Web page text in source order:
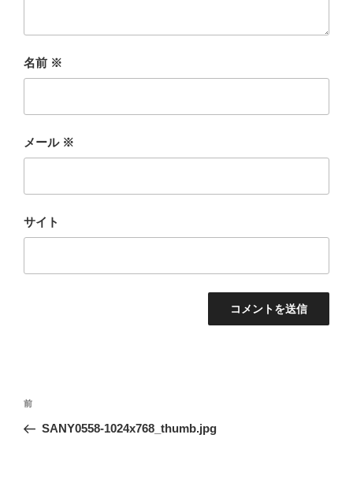
名前 ※
メール ※
サイト
投
ナ
前
の
前
SANY0558-1024x768_thumb.jpg